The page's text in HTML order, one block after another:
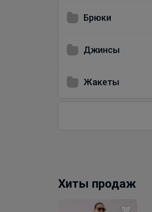
Брюки
Джинсы
Жакеты
Хиты продаж